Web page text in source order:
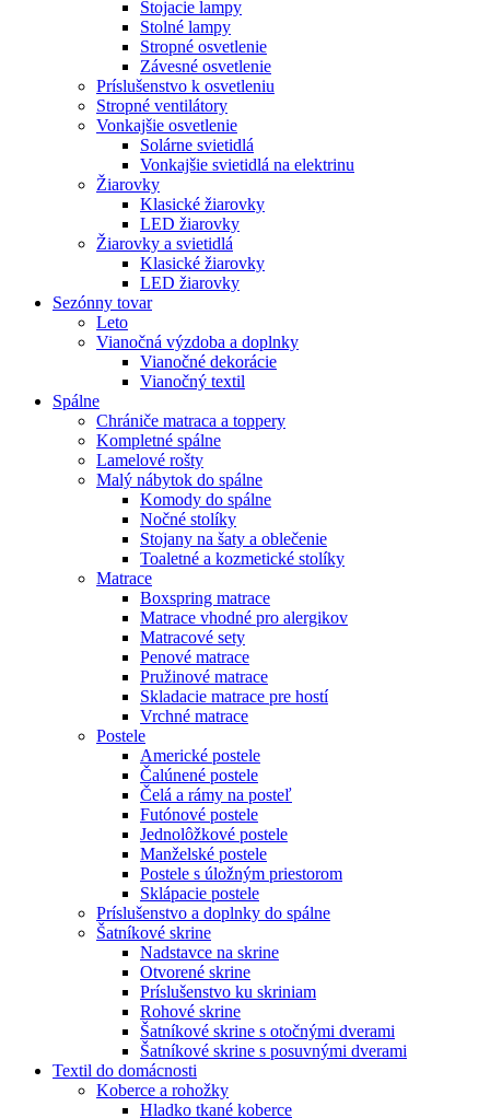
Stojacie lampy
Stolné lampy
Stropné osvetlenie
Závesné osvetlenie
Príslušenstvo k osvetleniu
Stropné ventilátory
Vonkajšie osvetlenie
Solárne svietidlá
Vonkajšie svietidlá na elektrinu
Žiarovky
Klasické žiarovky
LED žiarovky
Žiarovky a svietidlá
Klasické žiarovky
LED žiarovky
Sezónny tovar
Leto
Vianočná výzdoba a doplnky
Vianočné dekorácie
Vianočný textil
Spálne
Chrániče matraca a toppery
Kompletné spálne
Lamelové rošty
Malý nábytok do spálne
Komody do spálne
Nočné stolíky
Stojany na šaty a oblečenie
Toaletné a kozmetické stolíky
Matrace
Boxspring matrace
Matrace vhodné pro alergikov
Matracové sety
Penové matrace
Pružinové matrace
Skladacie matrace pre hostí
Vrchné matrace
Postele
Americké postele
Čalúnené postele
Čelá a rámy na posteľ
Futónové postele
Jednolôžkové postele
Manželské postele
Postele s úložným priestorom
Sklápacie postele
Príslušenstvo a doplnky do spálne
Šatníkové skrine
Nadstavce na skrine
Otvorené skrine
Príslušenstvo ku skriniam
Rohové skrine
Šatníkové skrine s otočnými dverami
Šatníkové skrine s posuvnými dverami
Textil do domácnosti
Koberce a rohožky
Hladko tkané koberce